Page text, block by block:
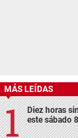
MÁS LEÍDAS
Diez horas
este sábado